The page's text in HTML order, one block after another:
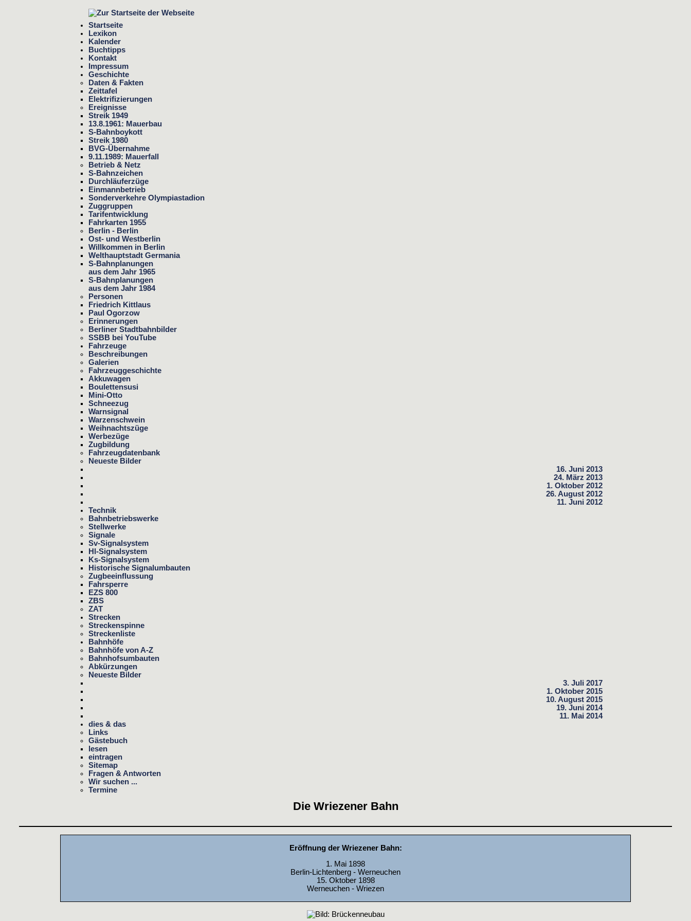
Startseite
Lexikon
Kalender
Buchtipps
Kontakt
Impressum
Geschichte
Daten & Fakten
Zeittafel
Elektrifizierungen
Ereignisse
Streik 1949
13.8.1961: Mauerbau
S-Bahnboykott
Streik 1980
BVG-Übernahme
9.11.1989: Mauerfall
Betrieb & Netz
S-Bahnzeichen
Durchläuferzüge
Einmannbetrieb
Sonderverkehre Olympiastadion
Zuggruppen
Tarifentwicklung
Fahrkarten 1955
Berlin - Berlin
Ost- und Westberlin
Willkommen in Berlin
Welthauptstadt Germania
S-Bahnplanungen
aus dem Jahr 1965
S-Bahnplanungen
aus dem Jahr 1984
Personen
Friedrich Kittlaus
Paul Ogorzow
Erinnerungen
Berliner Stadtbahnbilder
SSBB bei YouTube
Fahrzeuge
Beschreibungen
Galerien
Fahrzeuggeschichte
Akkuwagen
Boulettensusi
Mini-Otto
Schneezug
Warnsignal
Warzenschwein
Weihnachtszüge
Werbezüge
Zugbildung
Fahrzeugdatenbank
Neueste Bilder
16. Juni 2013
24. März 2013
1. Oktober 2012
26. August 2012
11. Juni 2012
Technik
Bahnbetriebswerke
Stellwerke
Signale
Sv-Signalsystem
Hl-Signalsystem
Ks-Signalsystem
Historische Signalumbauten
Zugbeeinflussung
Fahrsperre
EZS 800
ZBS
ZAT
Strecken
Streckenspinne
Streckenliste
Bahnhöfe
Bahnhöfe von A-Z
Bahnhofsumbauten
Abkürzungen
Neueste Bilder
3. Juli 2017
1. Oktober 2015
10. August 2015
19. Juni 2014
11. Mai 2014
dies & das
Links
Gästebuch
lesen
eintragen
Sitemap
Fragen & Antworten
Wir suchen ...
Termine
Die Wriezener Bahn
Eröffnung der Wriezener Bahn:
1. Mai 1898
Berlin-Lichtenberg - Werneuchen
15. Oktober 1898
Werneuchen - Wriezen